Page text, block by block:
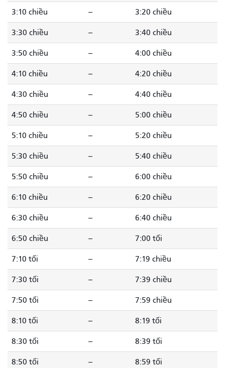
3:10 chiều -- 3:20 chiều
3:30 chiều -- 3:40 chiều
3:50 chiều -- 4:00 chiều
4:10 chiều -- 4:20 chiều
4:30 chiều -- 4:40 chiều
4:50 chiều -- 5:00 chiều
5:10 chiều -- 5:20 chiều
5:30 chiều -- 5:40 chiều
5:50 chiều -- 6:00 chiều
6:10 chiều -- 6:20 chiều
6:30 chiều -- 6:40 chiều
6:50 chiều -- 7:00 tối
7:10 tối -- 7:19 chiều
7:30 tối -- 7:39 chiều
7:50 tối -- 7:59 chiều
8:10 tối -- 8:19 tối
8:30 tối -- 8:39 tối
8:50 tối -- 8:59 tối